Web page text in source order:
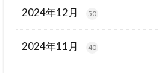
2024年12月 50
2024年11月 40